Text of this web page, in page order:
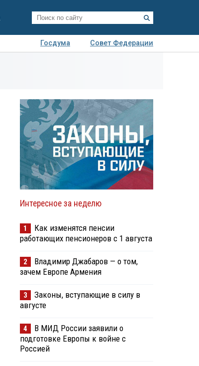
Госдума
Совет Федерации
Интересное за неделю
1
Как изменятся пенсии
работающих пенсионеров с 1 августа
2
Владимир Джабаров — о том,
зачем Европе Армения
3
Законы, вступающие в силу в
августе
4
В МИД России заявили о
подготовке Европы к войне с
Россией